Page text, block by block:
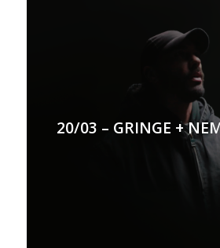
20/03 – GRINGE +